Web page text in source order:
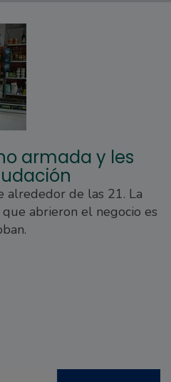
armada y les
alrededor de las 21. La
abrieron el negocio es